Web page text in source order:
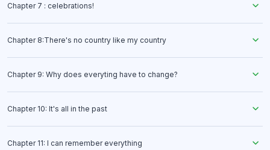
Chapter 7 : celebrations!
Chapter 8:There's no country like my country
Chapter 9: Why does everyting have to change?
Chapter 10: It's all in the past
Chapter 11: I can remember everything